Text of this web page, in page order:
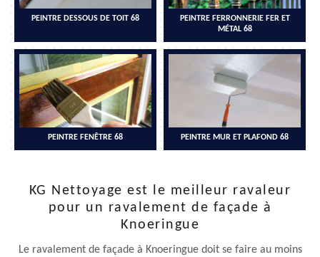
PEINTRE DESSOUS DE TOIT 68
PEINTRE FERRONNERIE FER ET
MÉTAL 68
PEINTRE FENÊTRE 68 PEINTRE MUR ET PLAFOND 68
KG Nettoyage est le meilleur ravaleur
pour un ravalement de façade à
Knoeringue
Le ravalement de façade à Knoeringue doit se faire au moins